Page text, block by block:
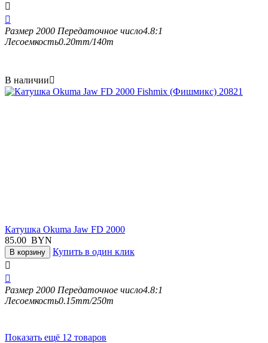


Размер 2000 Передаточное число4.8:1
Лесоемкость0.20mm/140m
В наличии
Катушка Okuma Jaw FD 2000
85.00 BYN
В корзину
Купить в один клик


Размер 2000 Передаточное число4.8:1
Лесоемкость0.15mm/250m
Показать ещё 12 товаров